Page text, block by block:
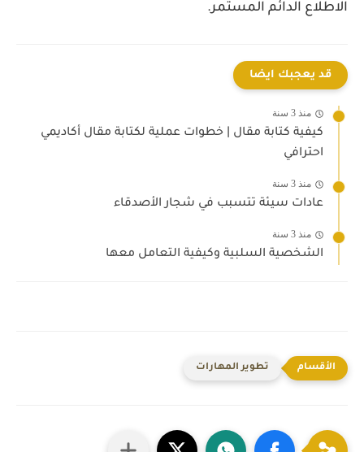
الاطلاع الدائم المستمر.
قد يعجبك ايضا
منذ 3 سنة
كيفية كتابة مقال | خطوات عملية لكتابة مقال أكاديمي
احترافي
منذ 3 سنة
عادات سيئة تتسبب في شجار الأصدقاء
منذ 3 سنة
الشخصية السلبية وكيفية التعامل معها
تطوير المهارات